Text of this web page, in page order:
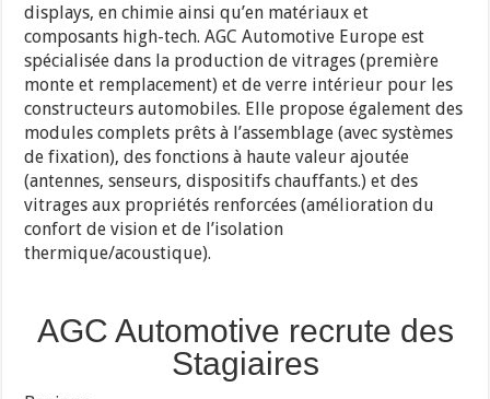
displays, en chimie ainsi qu’en matériaux et
composants high-tech. AGC Automotive Europe est
spécialisée dans la production de vitrages (première
monte et remplacement) et de verre intérieur pour les
constructeurs automobiles. Elle propose également des
modules complets prêts à l’assemblage (avec systèmes
de fixation), des fonctions à haute valeur ajoutée
(antennes, senseurs, dispositifs chauffants.) et des
vitrages aux propriétés renforcées (amélioration du
confort de vision et de l’isolation
thermique/acoustique).
AGC Automotive recrute des
Stagiaires